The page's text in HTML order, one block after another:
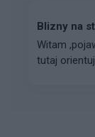
Blizny na
Witam
tutaj